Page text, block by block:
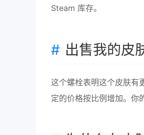
Steam 库存。
出售我的皮
这个螺栓表明这个皮肤有
定的价格按比例增加。你